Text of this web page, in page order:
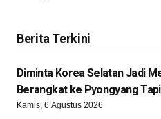
Berita Terkini
Diminta Korea Selatan Jadi
Berangkat ke Pyongyang
Kamis, 6 Agustus 2026